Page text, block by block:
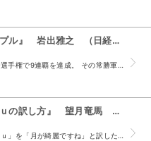
『常勝集団のプリンシプル』 岩出雅之 （日経ＢＰマ－ケティング ）
帝京大学は全国大学ラグビー選手権で9連覇を達成。 その常勝軍団を作り上げたノウハウをビジネスに置き換えた本書は頷く事ばかりです。 本書のキーワードは「脱・体育会系」 マネジメント・個人のモチベ...
『Ｉ Ｌｏｖｅ Ｙｏｕの訳し方』 望月竜馬 （雷鳥社）
夏目漱石が「ＩＬｏｖｅＹｏｕ」を「月が綺麗ですね」と訳したことは有名な逸話ですが、 他の作家たちはどんな言葉で「ＩＬｏｖｅＹｏｕ」を表現してきたでしょうか？ この一冊は100人の作家が作中で紡...